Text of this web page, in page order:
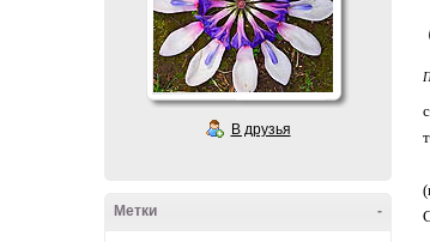
В друзья
-
Метки